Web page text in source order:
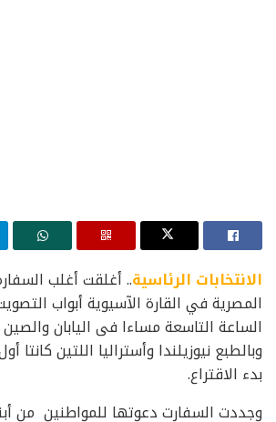
الانتخابات الرئاسية.. أغلقت أغلب
المصرية في القارة الآسيوية أبواب
الساعة التاسعة مساءا فى اليابان والصين
وبالطبع نيوزيلندا وأستراليا اللتين
بدء الاقتراع.
وجددت السفارت دعوتها للمواطنين من